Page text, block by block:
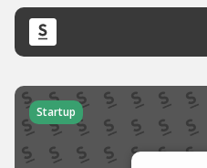
Startup